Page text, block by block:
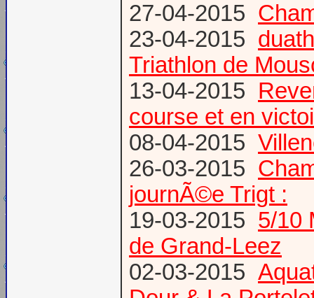
27-04-2015
23-04-2015
Triathlon de
13-04-2015
course et en
08-04-2015
26-03-2015
journÃ©e Trigt :
19-03-2015 5/10
de Grand-Leez
02-03-2015